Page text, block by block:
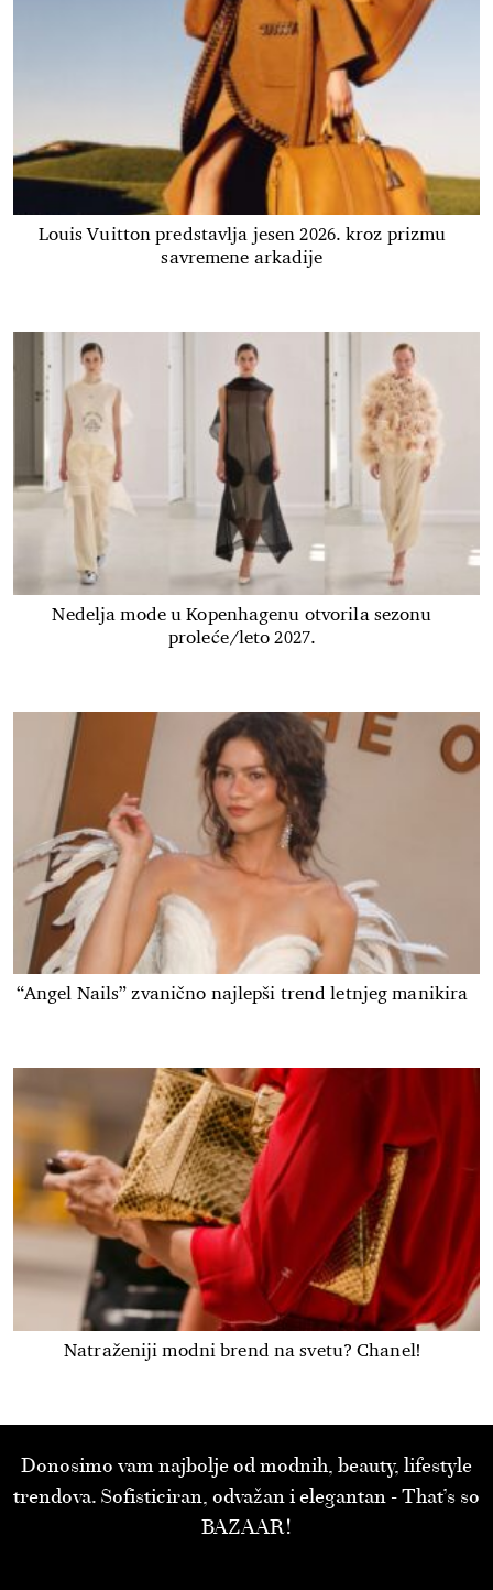
Louis Vuitton predstavlja jesen 2026. kroz prizmu
savremene arkadije
Nedelja mode u Kopenhagenu otvorila sezonu
proleće/leto 2027.
“Angel Nails” zvanično najlepši trend letnjeg manikira
Natraženiji modni brend na svetu? Chanel!
Donosimo vam najbolje od modnih, beauty, lifestyle
trendova. Sofisticiran, odvažan i elegantan - That’s so
BAZAAR!